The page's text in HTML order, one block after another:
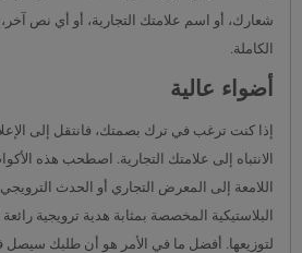
شعارك، أو اسم علامتك التجارية، أو أي نص آخر،
الكاملة.
أضواء عالية
إذا كنت ترغب في ترك بصمتك، فانتقل إلى
الانتباه إلى علامتك التجارية. اصطحب هذه
اللامعة إلى المعرض التجاري أو الحدث الترويجي
البلاستيكية المخصصة بمثابة هدية ترويجية
لتوزيعها. أفضل ما في الأمر هو أن طلبك سيصل